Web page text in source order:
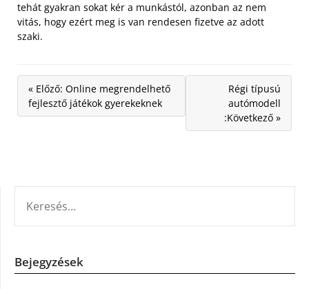
tehát gyakran sokat kér a munkástól, azonban az nem
vitás, hogy ezért meg is van rendesen fizetve az adott
szaki.
« Előző: Online megrendelhető
fejlesztő játékok gyerekeknek
Régi típusú
autómodell
:Következő »
Bejegyzések